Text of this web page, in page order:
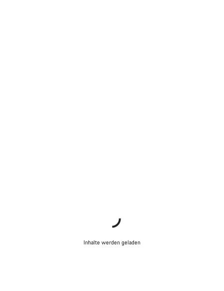
Inhalte werden geladen